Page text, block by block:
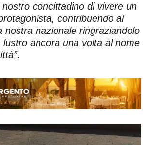
concittadino di vivere un
contribuendo ai
nostra nazionale ringraziandolo
ancora una volta al nome